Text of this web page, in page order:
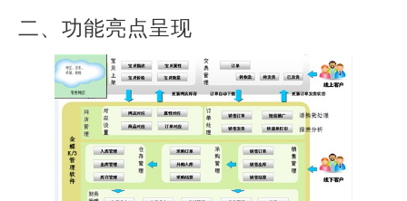
二、功能亮点呈现